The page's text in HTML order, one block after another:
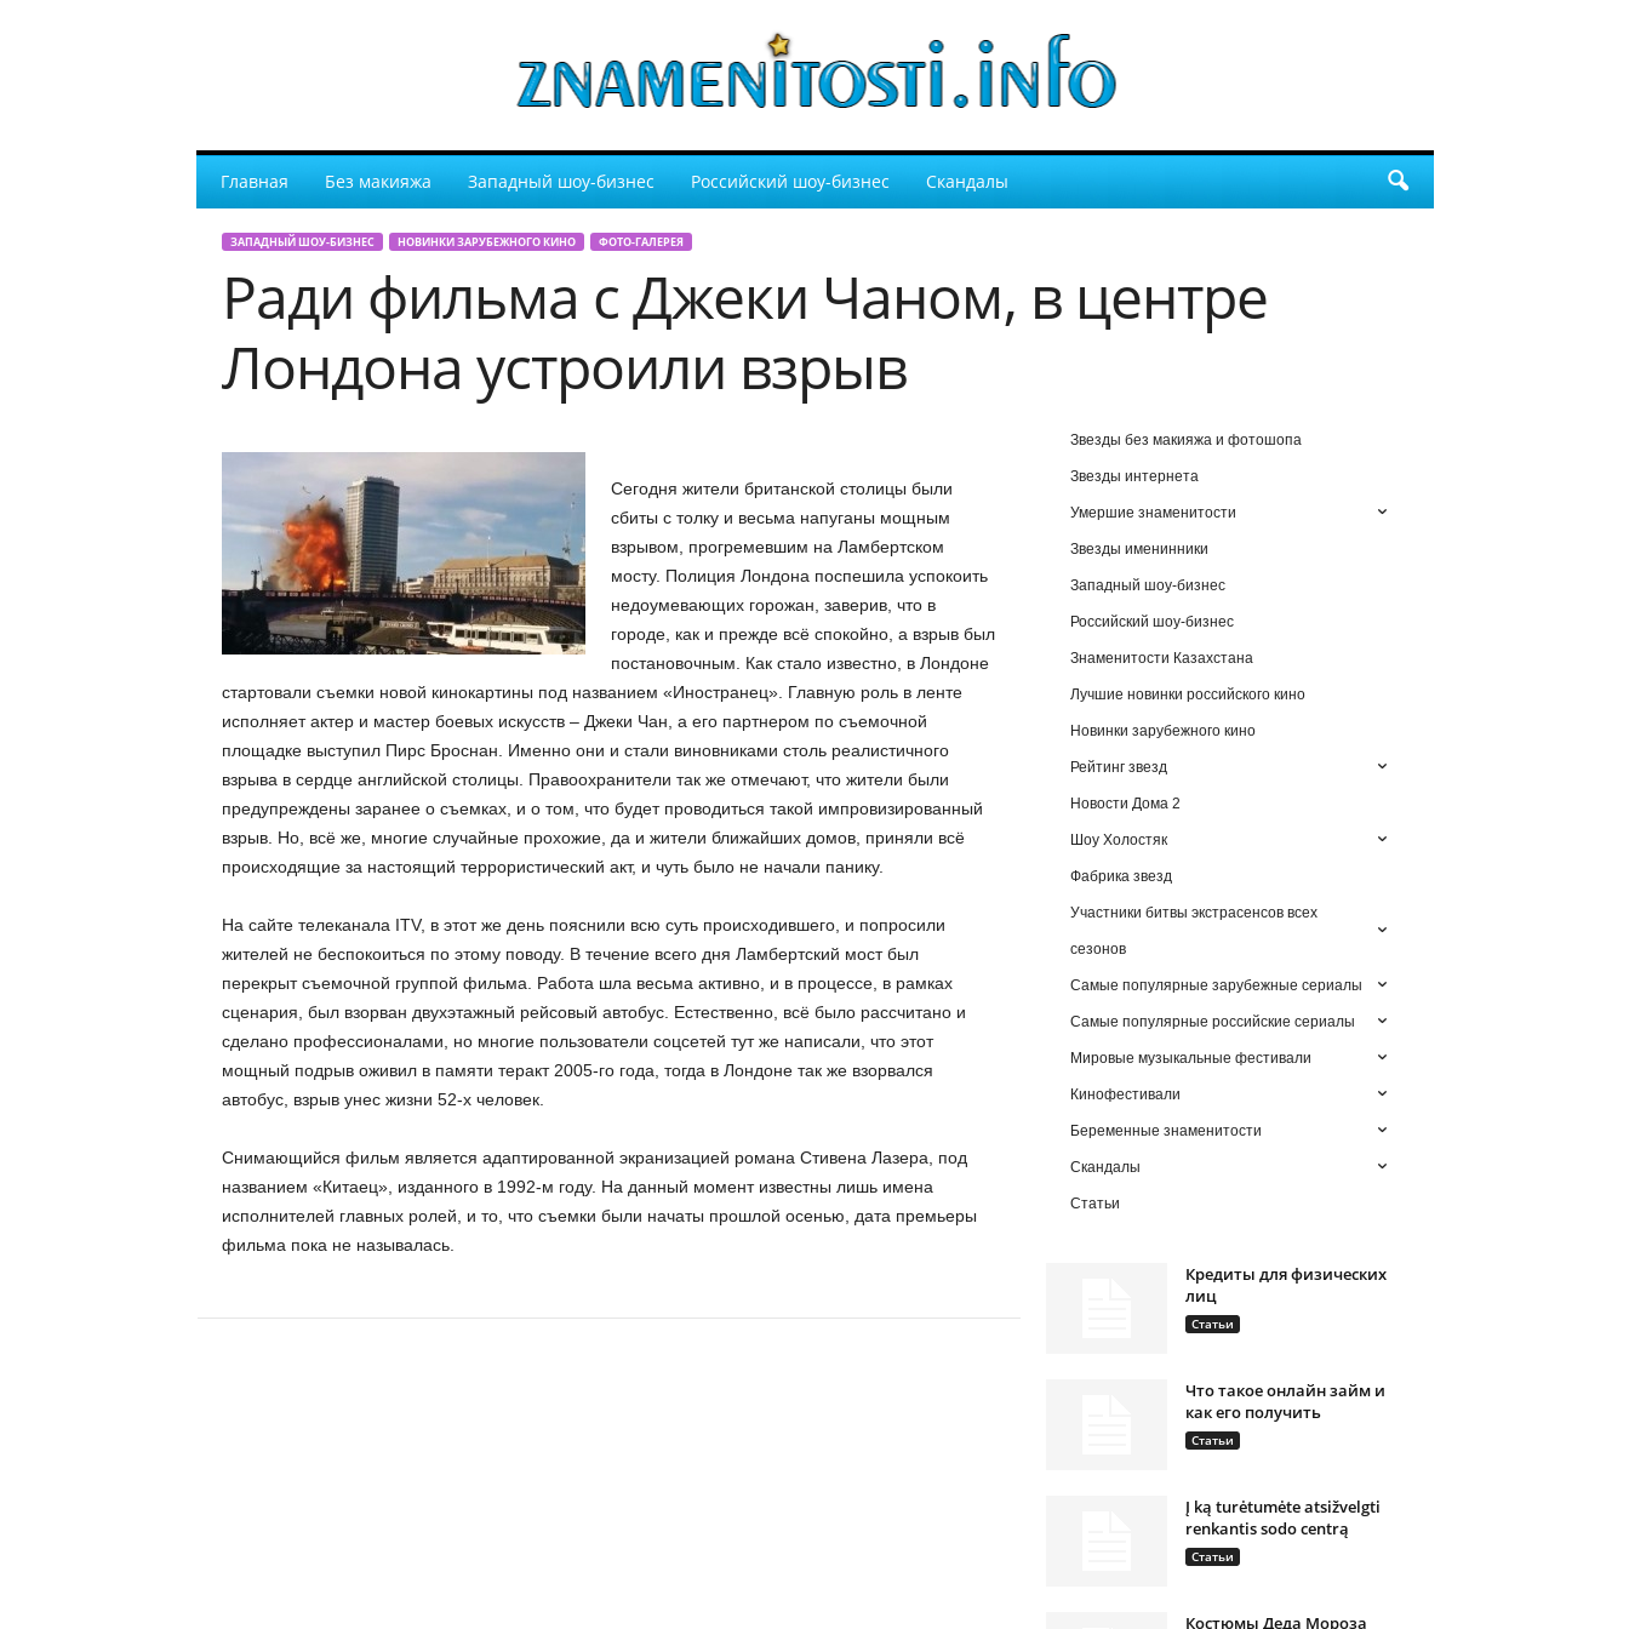
Главная Без макияжа Западный шоу-бизнес Российский шоу-бизнес Скандалы
ЗАПАДНЫЙ ШОУ-БИЗНЕС НОВИНКИ ЗАРУБЕЖНОГО КИНО ФОТО-ГАЛЕРЕЯ
Ради фильма с Джеки Чаном, в центре
Лондона устроили взрыв
Сегодня жители британской столицы были
сбиты с толку и весьма напуганы мощным
взрывом, прогремевшим на Ламбертском
мосту. Полиция Лондона поспешила успокоить
недоумевающих горожан, заверив, что в
городе, как и прежде всё спокойно, а взрыв был
постановочным. Как стало известно, в Лондоне
стартовали съемки новой кинокартины под названием «Иностранец». Главную роль в ленте
исполняет актер и мастер боевых искусств – Джеки Чан, а его партнером по съемочной
площадке выступил Пирс Броснан. Именно они и стали виновниками столь реалистичного
взрыва в сердце английской столицы. Правоохранители так же отмечают, что жители были
предупреждены заранее о съемках, и о том, что будет проводиться такой импровизированный
взрыв. Но, всё же, многие случайные прохожие, да и жители ближайших домов, приняли всё
происходящие за настоящий террористический акт, и чуть было не начали панику.
На сайте телеканала ITV, в этот же день пояснили всю суть происходившего, и попросили
жителей не беспокоиться по этому поводу. В течение всего дня Ламбертский мост был
перекрыт съемочной группой фильма. Работа шла весьма активно, и в процессе, в рамках
сценария, был взорван двухэтажный рейсовый автобус. Естественно, всё было рассчитано и
сделано профессионалами, но многие пользователи соцсетей тут же написали, что этот
мощный подрыв оживил в памяти теракт 2005-го года, тогда в Лондоне так же взорвался
автобус, взрыв унес жизни 52-х человек.
Снимающийся фильм является адаптированной экранизацией романа Стивена Лазера, под
названием «Китаец», изданного в 1992-м году. На данный момент известны лишь имена
исполнителей главных ролей, и то, что съемки были начаты прошлой осенью, дата премьеры
фильма пока не называлась.
Звезды без макияжа и фотошопа
Звезды интернета
Умершие знаменитости
Звезды именинники
Западный шоу-бизнес
Российский шоу-бизнес
Знаменитости Казахстана
Лучшие новинки российского кино
Новинки зарубежного кино
Рейтинг звезд
Новости Дома 2
Шоу Холостяк
Фабрика звезд
Участники битвы экстрасенсов всех
сезонов
Самые популярные зарубежные сериалы
Самые популярные российские сериалы
Мировые музыкальные фестивали
Кинофестивали
Беременные знаменитости
Скандалы
Статьи
Кредиты для физических
лиц
Статьи
Что такое онлайн займ и
как его получить
Статьи
Į ką turėtumėte atsižvelgti
renkantis sodo centrą
Статьи
Костюмы Деда Мороза